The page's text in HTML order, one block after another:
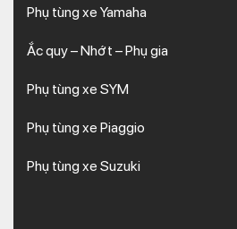
Phụ tùng xe Yamaha
Ắc quy – Nhớt – Phụ gia
Phụ tùng xe SYM
Phụ tùng xe Piaggio
Phụ tùng xe Suzuki